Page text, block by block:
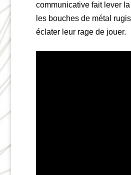
communicative fait lever
les bouches de métal
éclater leur rage de jouer.